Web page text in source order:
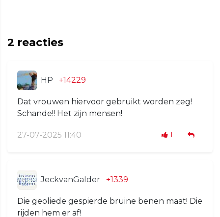
2 reacties
HP +14229
Dat vrouwen hiervoor gebruikt worden zeg!
Schande!! Het zijn mensen!
27-07-2025 11:40 1
JeckvanGalder +1339
Die geoliede gespierde bruine benen maat! Die
rijden hem er af!